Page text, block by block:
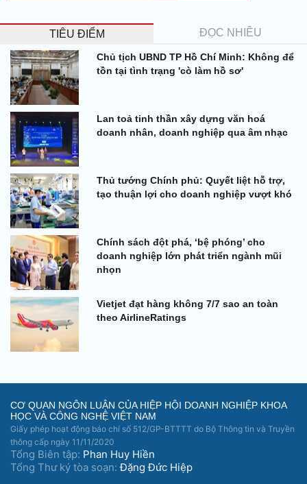
TIÊU ĐIỂM ĐỌC NHIỀU
Chủ tịch UBND TP Hồ Chí Minh: Không để
tồn tại tình trạng 'cò làm hồ sơ'
Lan toả tinh thần xây dựng văn hoá
doanh nhân, doanh nghiệp qua âm nhạc
Thủ tướng Chính phủ: Quyết liệt hỗ trợ,
tạo thuận lợi cho doanh nghiệp vượt khó
Chính sách đột phá, ‘bệ phóng’ cho
doanh nghiệp lớn phát triển ngành mũi
nhọn
Vietjet đạt hàng không 7/7 sao an toàn
theo AirlineRatings
CƠ QUAN NGÔN LUẬN CỦA HIỆP HỘI DOANH NGHIỆP KHOA
HỌC VÀ CÔNG NGHỆ VIỆT NAM
Giấy phép hoạt động báo chí số 512/GP-BTTTT do Bộ Thông tin và Truyền
thông cấp ngày 11/11/2020
Tổng Biên tập: Phan Huy Hiền
Tổng Thư ký tòa soạn:Đặng Đức Hiệp